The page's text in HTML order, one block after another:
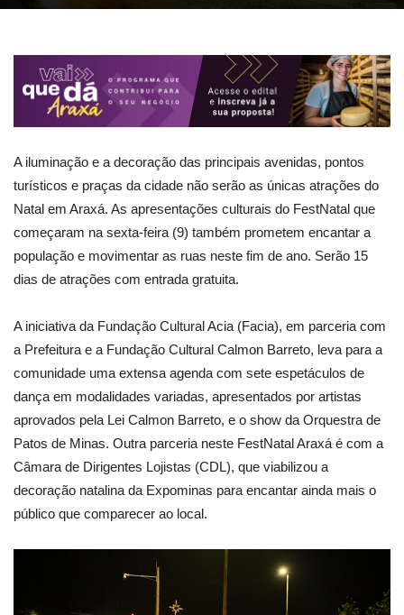
A iluminação e a decoração das principais avenidas, pontos
turísticos e praças da cidade não serão as únicas atrações do
Natal em Araxá. As apresentações culturais do FestNatal que
começaram na sexta-feira (9) também prometem encantar a
população e movimentar as ruas neste fim de ano. Serão 15
dias de atrações com entrada gratuita.
A iniciativa da Fundação Cultural Acia (Facia), em parceria com
a Prefeitura e a Fundação Cultural Calmon Barreto, leva para a
comunidade uma extensa agenda com sete espetáculos de
dança em modalidades variadas, apresentados por artistas
aprovados pela Lei Calmon Barreto, e o show da Orquestra de
Patos de Minas. Outra parceria neste FestNatal Araxá é com a
Câmara de Dirigentes Lojistas (CDL), que viabilizou a
decoração natalina da Expominas para encantar ainda mais o
público que comparecer ao local.